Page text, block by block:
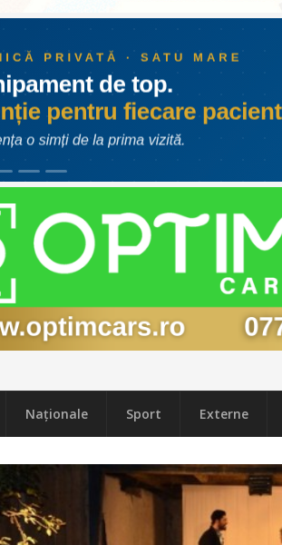
Naţionale Sport Externe